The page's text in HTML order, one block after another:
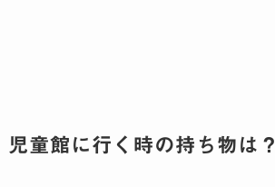
児童館に行く時の持ち物は？